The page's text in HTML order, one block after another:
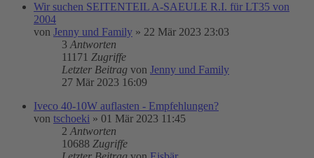
Wir suchen SEITENTEIL A-SAEULE R.I. für LT35 von
2004
von Jenny und Family » 22 Mär 2023 23:03
3 Antworten
11171 Zugriffe
Letzter Beitrag von Jenny und Family
27 Mär 2023 16:09
Iveco 40-10W auflasten - Empfehlungen?
von tschoeki » 01 Mär 2023 11:45
2 Antworten
10688 Zugriffe